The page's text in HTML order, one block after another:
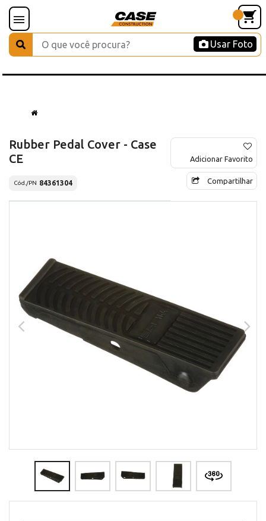
Usar Foto
Rubber Pedal Cover - Case
CE
Cód./PN 84361304
Adicionar Favorito
Compartilhar